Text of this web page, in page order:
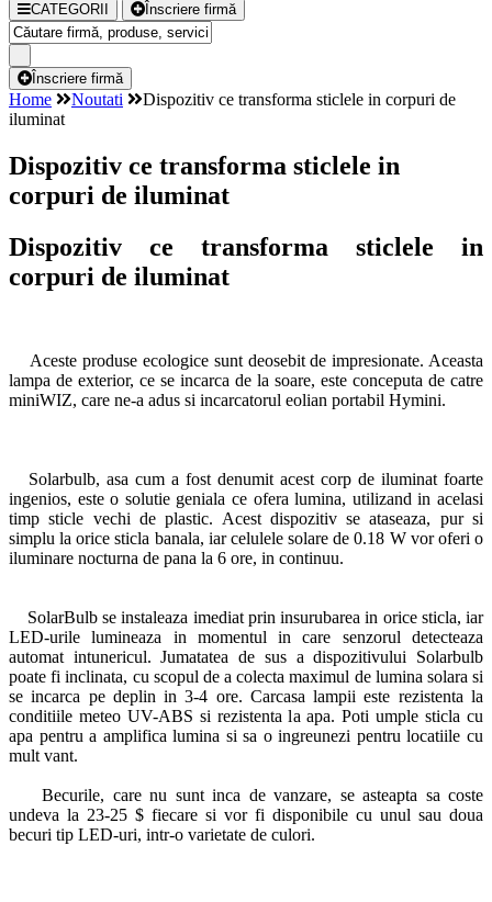
CATEGORII Înscriere firmă
Înscriere firmă
Home Noutati
Dispozitiv ce transforma sticlele in corpuri de
iluminat
Dispozitiv ce transforma sticlele in
corpuri de iluminat
Dispozitiv ce transforma sticlele in
corpuri de iluminat
Aceste produse ecologice sunt deosebit de impresionate. Aceasta
lampa de exterior, ce se incarca de la soare, este conceputa de catre
miniWIZ, care ne-a adus si incarcatorul eolian portabil Hymini.
Solarbulb, asa cum a fost denumit acest corp de iluminat foarte
ingenios, este o solutie geniala ce ofera lumina, utilizand in acelasi
timp sticle vechi de plastic. Acest dispozitiv se ataseaza, pur si
simplu la orice sticla banala, iar celulele solare de 0.18 W vor oferi o
iluminare nocturna de pana la 6 ore, in continuu.
SolarBulb se instaleaza imediat prin insurubarea in orice sticla, iar
LED-urile lumineaza in momentul in care senzorul detecteaza
automat intunericul. Jumatatea de sus a dispozitivului Solarbulb
poate fi inclinata, cu scopul de a colecta maximul de lumina solara si
se incarca pe deplin in 3-4 ore. Carcasa lampii este rezistenta la
conditiile meteo UV-ABS si rezistenta la apa. Poti umple sticla cu
apa pentru a amplifica lumina si sa o ingreunezi pentru locatiile cu
mult vant.
Becurile, care nu sunt inca de vanzare, se asteapta sa coste
undeva la 23-25 $ fiecare si vor fi disponibile cu unul sau doua
becuri tip LED-uri, intr-o varietate de culori.